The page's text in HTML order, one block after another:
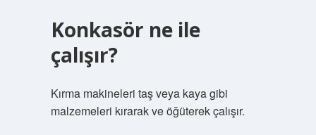
Konkasör ne ile
çalışır?
Kırma makineleri taş veya kaya gibi
malzemeleri kırarak ve öğüterek çalışır.